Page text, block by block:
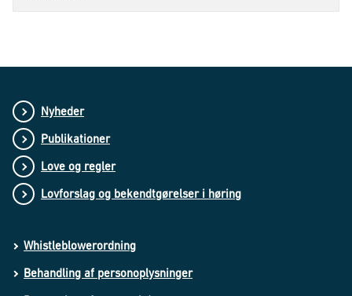
Nyheder
Publikationer
Love og regler
Lovforslag og bekendtgørelser i høring
Whistleblowerordning
Behandling af personoplysninger